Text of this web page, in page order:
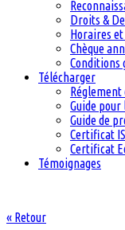
Droits &
Horaires
Chèque
Conditions
Télécharger
Réglement
Guide
Guide de
Certificat
Certificat
Témoignages
« Retour